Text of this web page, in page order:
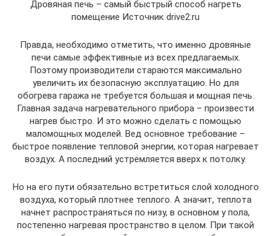
Дровяная печь – самый быстрый способ нагреть
помещение Источник drive2.ru
Правда, необходимо отметить, что именно дровяные
печи самые эффективные из всех предлагаемых.
Поэтому производители стараются максимально
увеличить их безопасную эксплуатацию. Но для
обогрева гаража не требуется большая и мощная печь.
Главная задача нагревательного прибора – произвести
нагрев быстро. И это можно сделать с помощью
маломощных моделей. Вед основное требование –
быстрое появление тепловой энергии, которая нагревает
воздух. А последний устремляется вверх к потолку.
Но на его пути обязательно встретиться слой холодного
воздуха, который плотнее теплого. А значит, теплота
начнет распространяться по низу, в основном у пола,
постепенно нагревая пространство в целом. При такой